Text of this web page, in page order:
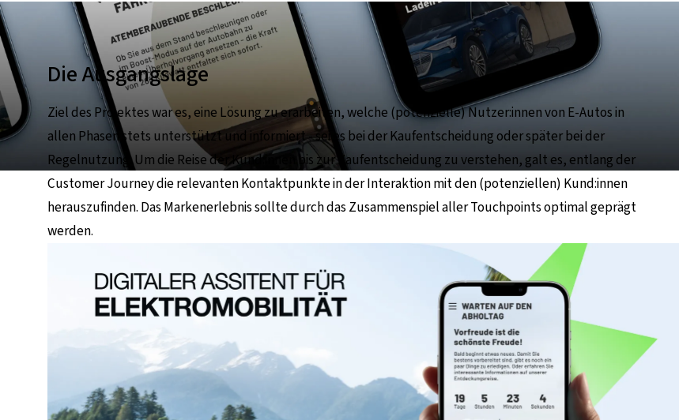
Die Ausgangslage
Ziel des Projektes war es, eine Lösung zu erarbeiten, welche (potenzielle) Nutzer:innen von E-Autos in
allen Phasen stets unterstützt und informiert - sei es bei der Kaufentscheidung oder später bei der
Regelnutzung. Um die Reise der Kund:innen bis zur Kaufentscheidung zu verstehen, galt es, entlang der
Customer Journey die relevanten Kontaktpunkte in der Interaktion mit den (potenziellen) Kund:innen
herauszufinden. Das Markenerlebnis sollte durch das Zusammenspiel aller Touchpoints optimal geprägt
werden.